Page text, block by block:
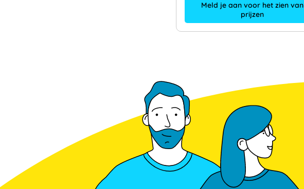
Meld je aan voor het zien van
prijzen